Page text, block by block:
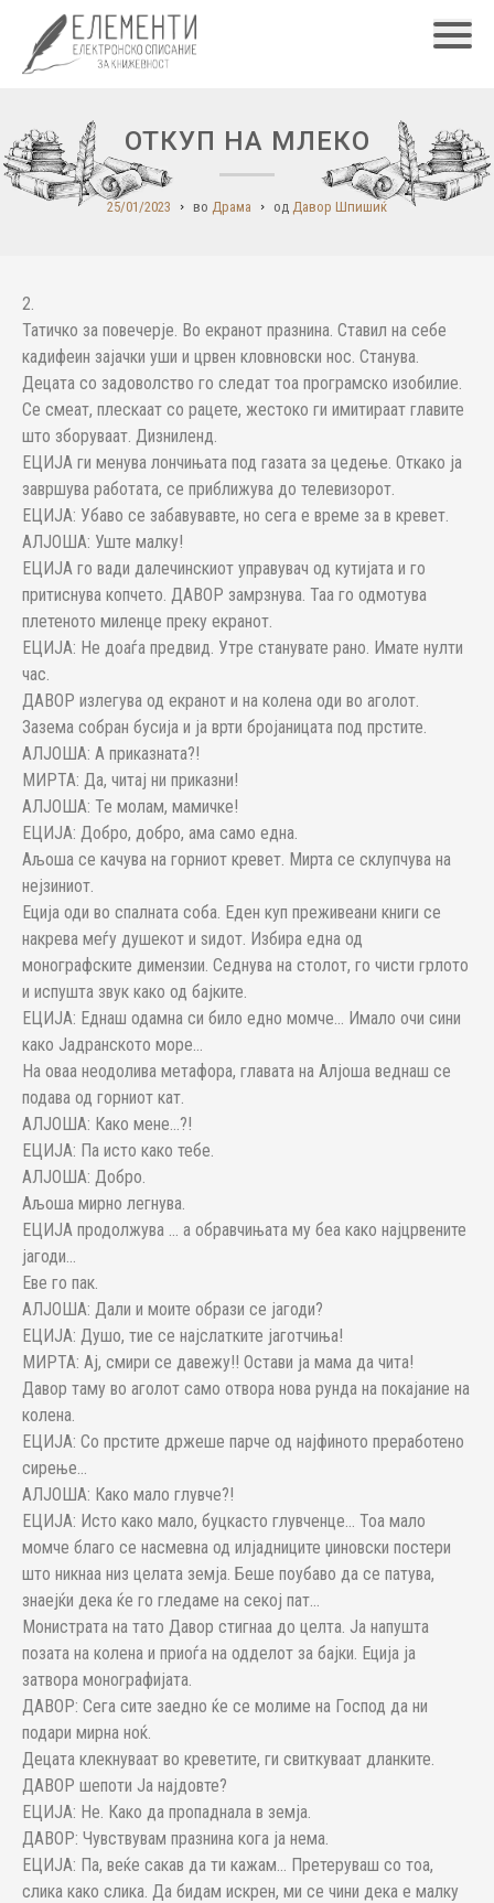
ОТКУП НА МЛЕКО
25/01/2023 во Драма од Давор Шпишиќ
2.
Татичко за повечерје. Во екранот празнина. Ставил на себе
кадифеин зајачки уши и црвен кловновски нос. Станува.
Децата со задоволство го следат тоа програмско изобилие.
Се смеат, плескаат со рацете, жестоко ги имитираат главите
што зборуваат. Дизниленд.
ЕЦИЈА ги менува лончињата под газата за цедење. Откако ја
завршува работата, се приближува до телевизорот.
ЕЦИЈА: Убаво се забавувавте, но сега е време за в кревет.
АЛЈОША: Уште малку!
ЕЦИЈА го вади далечинскиот управувач од кутијата и го
притиснува копчето. ДАВОР замрзнува. Таа го одмотува
плетеното миленце преку екранот.
ЕЦИЈА: Не доаѓа предвид. Утре станувате рано. Имате нулти
час.
ДАВОР излегува од екранот и на колена оди во аголот.
Зазема собран бусија и ја врти бројаницата под прстите.
АЛЈОША: А приказната?!
МИРТА: Да, читај ни приказни!
АЛЈОША: Те молам, мамичке!
ЕЦИЈА: Добро, добро, ама само една.
Аљоша се качува на горниот кревет. Мирта се склупчува на
нејзиниот.
Еција оди во спалната соба. Еден куп преживеани книги се
накрева меѓу душекот и ѕидот. Избира една од
монографските димензии. Седнува на столот, го чисти грлото
и испушта звук како од бајките.
ЕЦИЈА: Еднаш одамна си било едно момче… Имало очи сини
како Јадранското море…
На оваа неодолива метафора, главата на Алјоша веднаш се
подава од горниот кат.
АЛЈОША: Како мене…?!
ЕЦИЈА: Па исто како тебе.
АЛЈОША: Добро.
Аљоша мирно легнува.
ЕЦИЈА продолжува … а обравчињата му беа како најцрвените
јагоди…
Еве го пак.
АЛЈОША: Дали и моите образи се јагоди?
ЕЦИЈА: Душо, тие се најслатките јаготчиња!
МИРТА: Ај, смири се давежу!! Остави ја мама да чита!
Давор таму во аголот само отвора нова рунда на покајание на
колена.
ЕЦИЈА: Со прстите држеше парче од најфиното преработено
сирење…
АЛЈОША: Како мало глувче?!
ЕЦИЈА: Исто како мало, буцкасто глувченце… Тоа мало
момче благо се насмевна од илјадниците џиновски постери
што никнаа низ целата земја. Беше поубаво да се патува,
знаејќи дека ќе го гледаме на секој пат…
Монистрата на тато Давор стигнаа до целта. Ја напушта
позата на колена и приоѓа на одделот за бајки. Еција ја
затвора монографијата.
ДАВОР: Сега сите заедно ќе се молиме на Господ да ни
подари мирна ноќ.
Децата клекнуваат во креветите, ги свиткуваат дланките.
ДАВОР шепоти Ја најдовте?
ЕЦИЈА: Не. Како да пропаднала в земја.
ДАВОР: Чувствувам празнина кога ја нема.
ЕЦИЈА: Па, веќе сакав да ти кажам… Претеруваш со тоа,
слика како слика. Да бидам искрен, ми се чини дека е малку